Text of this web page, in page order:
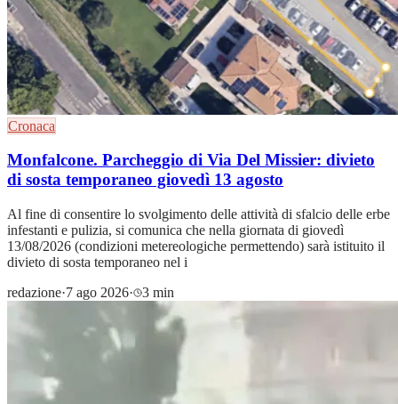
Cronaca
Monfalcone. Parcheggio di Via Del Missier: divieto
di sosta temporaneo giovedì 13 agosto
Al fine di consentire lo svolgimento delle attività di sfalcio delle erbe
infestanti e pulizia, si comunica che nella giornata di giovedì
13/08/2026 (condizioni metereologiche permettendo) sarà istituito il
divieto di sosta temporaneo nel i
redazione·7 ago 2026· 3 min